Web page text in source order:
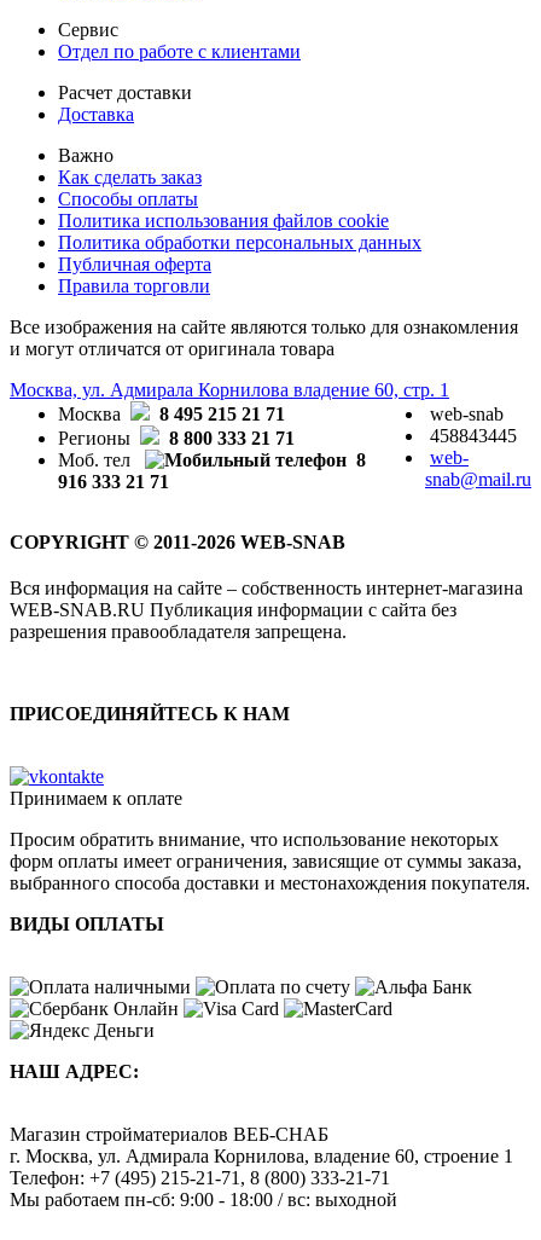
Сервис
Отдел по работе с клиентами
Расчет доставки
Доставка
Важно
Как сделать заказ
Способы оплаты
Политика использования файлов cookie
Политика обработки персональных данных
Публичная оферта
Правила торговли
Все изображения на сайте являются только для ознакомления
и могут отличатся от оригинала товара
Москва, ул. Адмирала Корнилова владение 60, стр. 1
Москва
8 495 215 21 71
Регионы
8 800 333 21 71
Моб. тел
8
916 333 21 71
web-snab
458843445
web-
snab@mail.ru
COPYRIGHT © 2011-2026 WEB-SNAB
Вся информация на сайте – собственность интернет-магазина
WEB-SNAB.RU Публикация информации с сайта без
разрешения правообладателя запрещена.
ПРИСОЕДИНЯЙТЕСЬ К НАМ
Принимаем к оплате
Просим обратить внимание, что использование некоторых
форм оплаты имеет ограничения, зависящие от суммы заказа,
выбранного способа доставки и местонахождения покупателя.
ВИДЫ ОПЛАТЫ
НАШ АДРЕС:
Магазин стройматериалов ВЕБ-СНАБ
г. Москва, ул. Адмирала Корнилова, владение 60, строение 1
Телефон: +7 (495) 215-21-71 , 8 (800) 333-21-71
Мы работаем пн-сб: 9:00 - 18:00 / вс: выходной